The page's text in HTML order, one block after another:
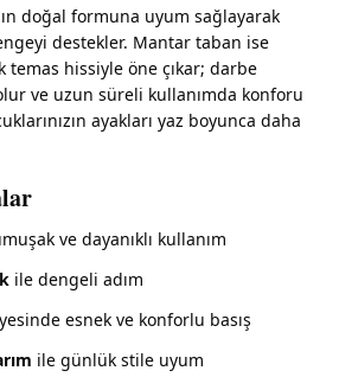
doğal formuna uyum sağlayarak
destekler. Mantar taban ise
temas hissiyle öne çıkar; darbe
ve uzun süreli kullanımda konforu
ayakları yaz boyunca daha
ve dayanıklı kullanım
ile dengeli adım
esnek ve konforlu basış
ile günlük stile uyum